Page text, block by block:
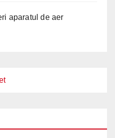
aparatul de aer